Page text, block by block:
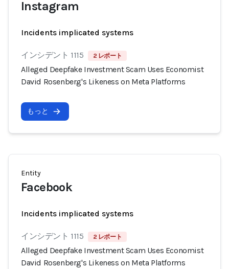
Instagram
Incidents implicated systems
インシデント 1115 2 レポート
Alleged Deepfake Investment Scam Uses Economist
David Rosenberg's Likeness on Meta Platforms
もっと
Entity
Facebook
Incidents implicated systems
インシデント 1115 2 レポート
Alleged Deepfake Investment Scam Uses Economist
David Rosenberg's Likeness on Meta Platforms